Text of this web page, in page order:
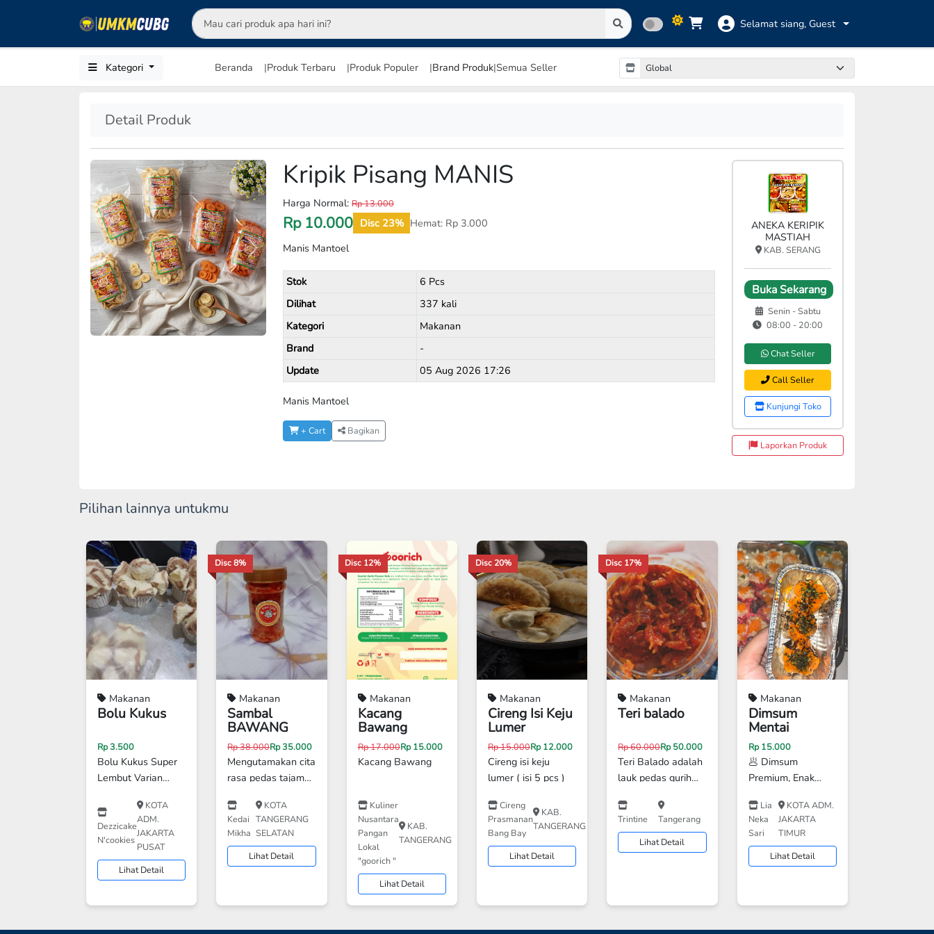
Selamat siang, Guest
Kategori Beranda |Produk Terbaru |Produk Populer |Brand Produk|Semua Seller
Detail Produk
Previous Next
Kripik Pisang MANIS
Harga Normal: Rp 13.000
Rp 10.000 Disc 23% Hemat: Rp 3.000
Manis Mantoel
Stok
6 Pcs
Dilihat
337 kali
Kategori
Makanan
Brand
-
Update
05 Aug 2026 17:26
Manis Mantoel
+ Cart Bagikan
ANEKA KERIPIK
MASTIAH
KAB. SERANG
Buka Sekarang
Senin - Sabtu
08:00 - 20:00
Chat Seller
Call Seller
Kunjungi Toko
Laporkan Produk
Pilihan lainnya untukmu
Makanan
Bolu Kukus
Rp 3.500
Bolu Kukus Super
Lembut Varian
Cokelat, Pandan,
Gula Merah
(sesuaikan) Bahan
Utama: Tepung
terigu, telur, gula
santan, emulsifier
Dezzicake
N'cookies
KOTA
ADM.
JAKARTA
PUSAT
Lihat Detail
Disc 8%
Makanan
Sambal
BAWANG
Rp 38.000Rp 35.000
Mengutamakan cita
rasa pedas tajam
aroma bawang
yang kuat dan
membara dan
semuanya
Kedai
Mikha
KOTA
TANGERANG
SELATAN
Lihat Detail
Disc 12%
Makanan
Kacang
Bawang
Rp 17.000Rp 15.000
Kacang Bawang
Kuliner
Nusantara
Pangan
Lokal
"goorich "
KAB.
TANGERANG
Lihat Detail
Disc 20%
Makanan
Cireng Isi Keju
Lumer
Rp 15.000Rp 12.000
Cireng isi keju
lumer ( isi 5 pcs )
Cireng
Prasmanan
Bang Bay
KAB.
TANGERANG
Lihat Detail
Disc 17%
Makanan
Teri balado
Rp 60.000Rp 50.000
Teri Balado adalah
lauk pedas gurih
yang terbuat dari
ikan teri pilihan
yang digoreng
berbumbu cabai
Trintine
Tangerang
Lihat Detail
Makanan
Dimsum
Mentai
Rp 15.000
🥟 Dimsum
Premium, Enak
daging melimpah
Halal & higienis
kukus Cocok untuk
ingin pesan lagi!
Lia
Neka
Sari
KOTA ADM.
JAKARTA
TIMUR
Lihat Detail